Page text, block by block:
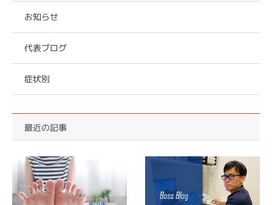
お知らせ
代表ブログ
症状別
最近の記事